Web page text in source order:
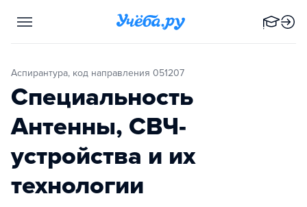
Аспирантура, код направления 051207
Специальность
Антенны, СВЧ-
устройства и их
технологии